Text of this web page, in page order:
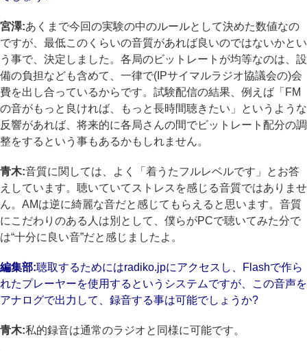
宮澤:あくまで今回の実験の中のルールとして決めた数値なの
ですが、最低このくらいの音質があれば良いのではないかとい
う事で、決定しました。各局のビットレートが均等なのは、設
備の負担なども含めて、一律で(IPサイマルラジオ協議会の)会
費を出し合っているからです。試験配信の結果、例えば「FM
の音がもっと良ければ、もっと長時間聴きたい」というような
反響があれば、将来的に各局さんの間でビットレート配分の調
整をするという事もあるかもしれません。
青木:音質に関しては、よく「着うたフルレベルです」とお答
えしています。聴いていてストレスを感じる音質ではありませ
ん。AMは逆に綺麗な音だと感じてもらえると思います。音質
にこだわりのある人は別として、僕らがPCで聴いてみた分で
は“十分に良い音”だと感じましたよ。
編集部:聴取するためにはradiko.jpにアクセスし、Flashで作ら
れたプレーヤーを使用するというシステムですが、この音声を
アナログで出力して、録音する事は可能でしょうか?
青木:私的録音は通常のラジオと同様に可能です。